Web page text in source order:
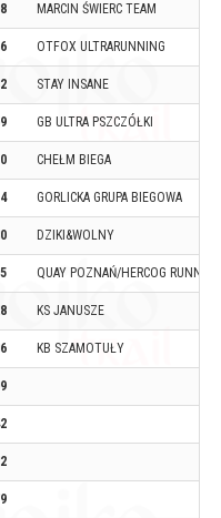
MARCIN ŚWIERC TEAM
OTFOX ULTRARUNNING
STAY INSANE
GB ULTRA PSZCZÓŁKI
CHEŁM BIEGA
GORLICKA GRUPA BIEGOWA
DZIKI&WOLNY
QUAY POZNAŃ/HERCOG
KS JANUSZE
KB SZAMOTUŁY